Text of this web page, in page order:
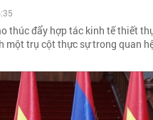
thúc đẩy hợp tác kinh tế thiết
một trụ cột thực sự trong quan